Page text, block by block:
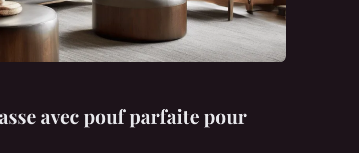
avec pouf parfaite pour